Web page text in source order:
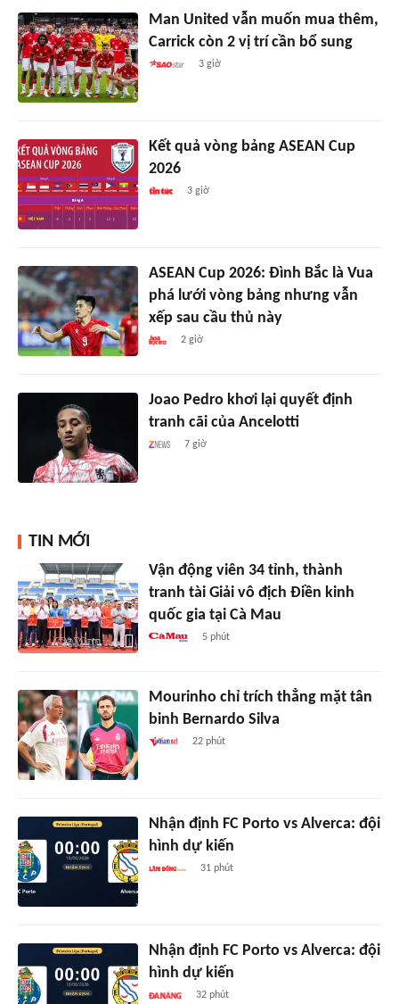
Man United vẫn muốn mua thêm,
Carrick còn 2 vị trí cần bổ sung
3 giờ
Kết quả vòng bảng ASEAN Cup
2026
3 giờ
ASEAN Cup 2026: Đình Bắc là Vua
phá lưới vòng bảng nhưng vẫn
xếp sau cầu thủ này
2 giờ
Joao Pedro khơi lại quyết định
tranh cãi của Ancelotti
7 giờ
TIN MỚI
Vận động viên 34 tỉnh, thành
tranh tài Giải vô địch Điền kinh
quốc gia tại Cà Mau
5 phút
Mourinho chỉ trích thẳng mặt tân
binh Bernardo Silva
22 phút
Nhận định FC Porto vs Alverca: đội
hình dự kiến
31 phút
Nhận định FC Porto vs Alverca: đội
hình dự kiến
32 phút